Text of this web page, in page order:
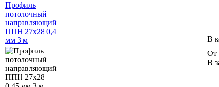
Профиль
потолочный
направляющий
ППН 27х28 0,4
мм 3 м
В
От
В